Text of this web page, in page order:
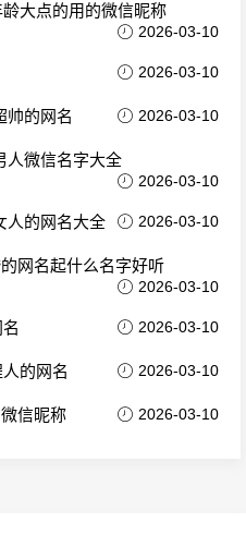
大点的用的微信昵称
2026-03-10
2026-03-10
帅的网名 2026-03-10
人微信名字大全
2026-03-10
人的网名大全 2026-03-10
网名起什么名字好听
2026-03-10
2026-03-10
的网名 2026-03-10
信昵称 2026-03-10